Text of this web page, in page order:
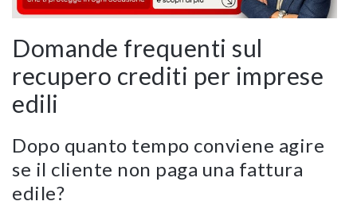
Domande frequenti sul
recupero crediti per imprese
edili
Dopo quanto tempo conviene agire
se il cliente non paga una fattura
edile?